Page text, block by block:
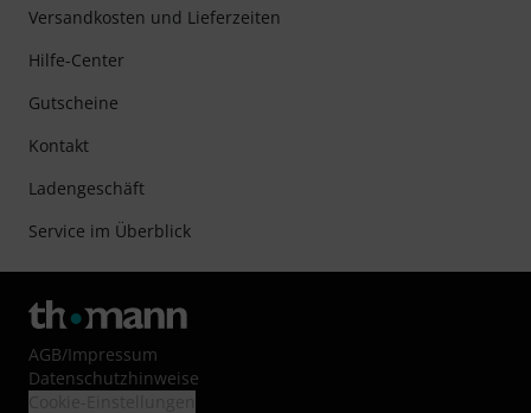
Versandkosten und Lieferzeiten
Hilfe-Center
Gutscheine
Kontakt
Ladengeschäft
Service im Überblick
AGB/Impressum
Datenschutzhinweise